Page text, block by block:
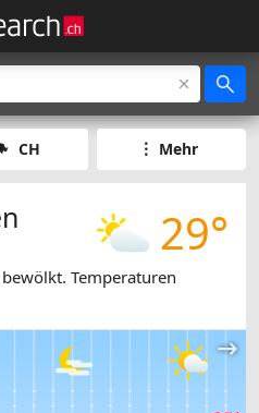
CH Mehr
29°
Temperaturen